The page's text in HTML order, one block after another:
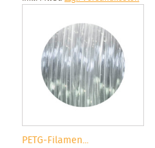
PETG-Filamen...